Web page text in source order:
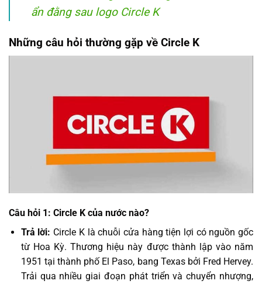
ẩn đằng sau logo Circle K
Những câu hỏi thường gặp về Circle K
Câu hỏi 1: Circle K của nước nào?
Trả lời: Circle K là chuỗi cửa hàng tiện lợi có nguồn gốc
từ Hoa Kỳ. Thương hiệu này được thành lập vào năm
1951 tại thành phố El Paso, bang Texas bởi Fred Hervey.
Trải qua nhiều giai đoạn phát triển và chuyển nhượng,